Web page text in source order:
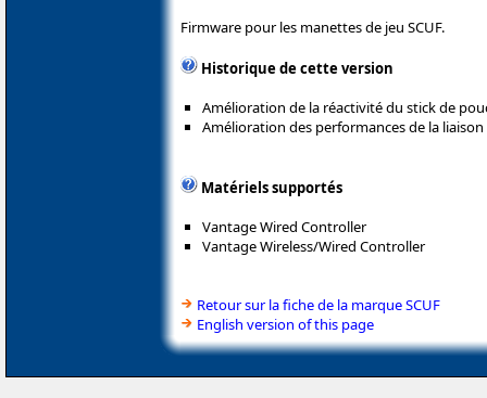
Firmware pour les manettes de jeu SCUF.
Historique de cette version
Amélioration de la réactivité du stick de
Amélioration des performances de la
Matériels supportés
Vantage Wired Controller
Vantage Wireless/Wired Controller
Retour sur la fiche de la marque SCUF
English version of this page